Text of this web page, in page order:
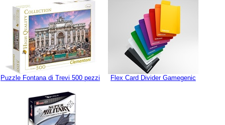
Puzzle Fontana di Trevi 500 pezzi Flex Card Divider Gamegenic